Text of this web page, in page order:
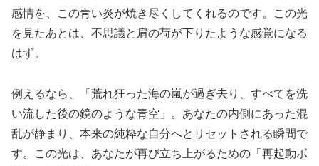
感情を、この青い炎が焼き尽くしてくれるのです。この光
を見たあとは、不思議と肩の荷が下りたような感覚になる
はず。
例えるなら、「荒れ狂った海の嵐が過ぎ去り、すべてを洗
い流した後の鏡のような青空」。あなたの内側にあった混
乱が静まり、本来の純粋な自分へとリセットされる瞬間で
す。この光は、あなたが再び立ち上がるための「再起動ボ